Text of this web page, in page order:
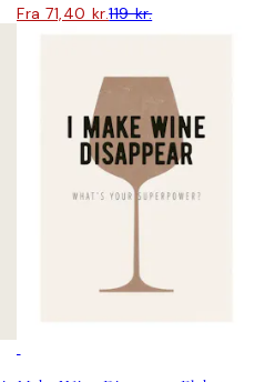
Fra 71,40 kr.119 kr.